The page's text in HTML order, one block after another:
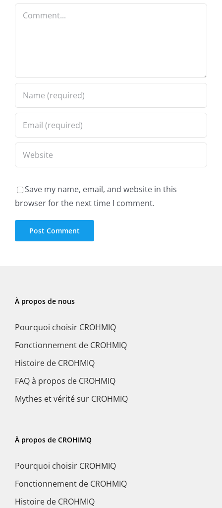
statique
FIBC
Comment
Save my name, email, and website in this
browser for the next time I comment.
À propos de nous
Pourquoi choisir CROHMIQ
Fonctionnement de CROHMIQ
Histoire de CROHMIQ
FAQ à propos de CROHMIQ
Mythes et vérité sur CROHMIQ
À propos de CROHIMQ
Pourquoi choisir CROHMIQ
Fonctionnement de CROHMIQ
Histoire de CROHMIQ